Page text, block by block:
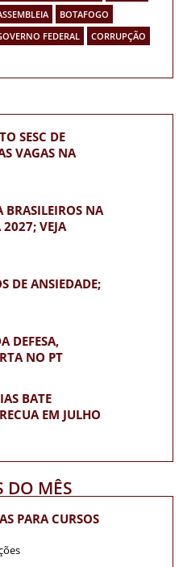
BOTAFOGO
FEDERAL
CORRUPÇÃO
SESC DE
VAGAS NA
BRASILEIROS NA
VEJA
DE ANSIEDADE;
DEFESA,
NO PT
BATE
EM JULHO
DO MÊS
PARA CURSOS